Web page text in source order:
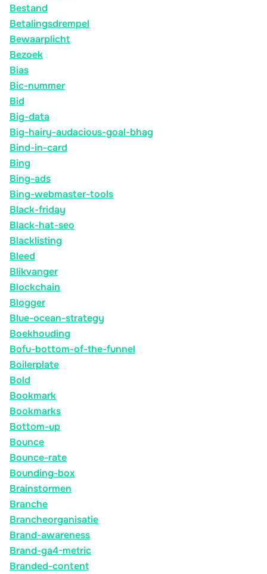
Bestand
Betalingsdrempel
Bewaarplicht
Bezoek
Bias
Bic-nummer
Bid
Big-data
Big-hairy-audacious-goal-bhag
Bind-in-card
Bing
Bing-ads
Bing-webmaster-tools
Black-friday
Black-hat-seo
Blacklisting
Bleed
Blikvanger
Blockchain
Blogger
Blue-ocean-strategy
Boekhouding
Bofu-bottom-of-the-funnel
Boilerplate
Bold
Bookmark
Bookmarks
Bottom-up
Bounce
Bounce-rate
Bounding-box
Brainstormen
Branche
Brancheorganisatie
Brand-awareness
Brand-ga4-metric
Branded-content